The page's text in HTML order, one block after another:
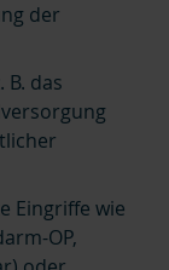
der
B. das
Eingriffe wie
OP,